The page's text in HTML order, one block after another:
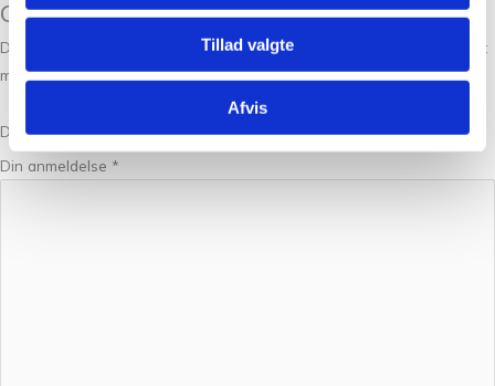
Tillad valgte
Afvis
Gynt Jolly Blue 6046”
Din e-mailadresse vil ikke blive publiceret.
Krævede felter er markeret
med*
Din bedømmelse
Din anmeldelse *